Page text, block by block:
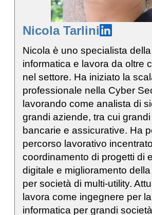
Nicola Tarlini
Nicola è uno specialista
informatica e lavora da oltre
nel settore. Ha iniziato la
professionale nella Cyber
lavorando come analista di
grandi aziende, tra cui
bancarie e assicurative. Ha
percorso lavorativo
coordinamento di progetti di
digitale e miglioramento
per società di multi-utility.
lavora come ingegnere per
informatica per grandi